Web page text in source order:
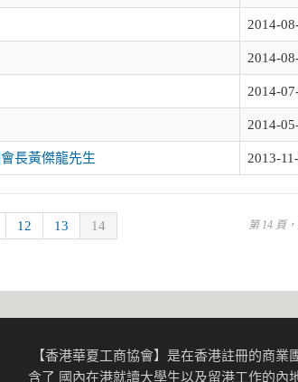
2014-
2014-
2014-
2014-
長黃傑龍先生 2013-
第 14 頁
12 13 14
【香港華夏工商協會】是在香港註冊的商
含了 國內在港就讀大學生以及留港工作的